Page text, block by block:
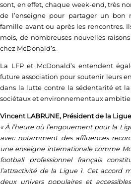
sont, en effet, chaque week-end, très
de l’enseigne pour partager un
famille avant ou après les rencontres.
mois, de nombreuses nouvelles
chez McDonald’s.
La LFP et McDonald’s entendent
future association pour soutenir leurs
dans la lutte contre la sédentarité et
sociétaux et environnementaux
Vincent LABRUNE, Président de la
« À l’heure où l’engouement pour la
avec notamment des affluences
une enseigne internationale comme
football professionnel français
l’attractivité de la Ligue 1. Cet accord
deux univers populaires et